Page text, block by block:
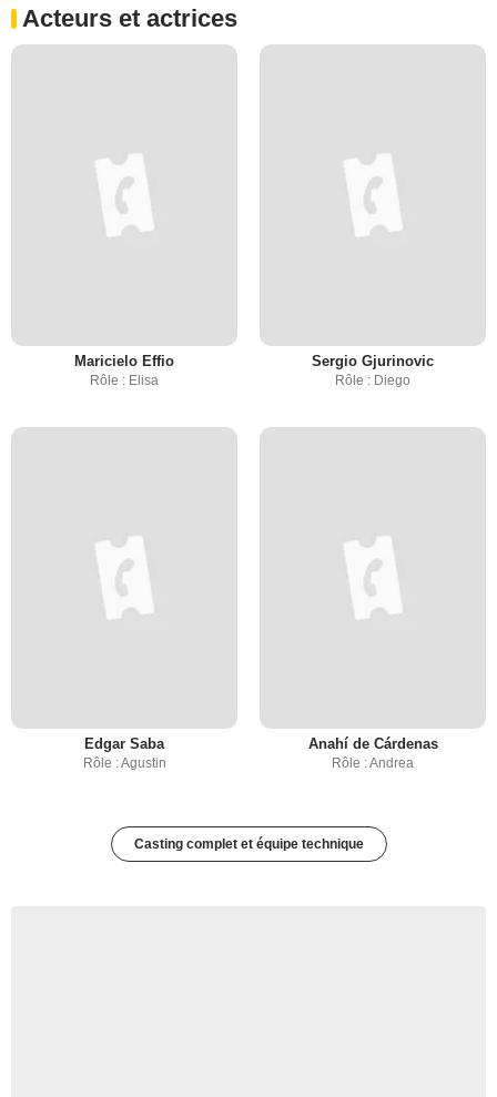
Acteurs et actrices
Maricielo Effio
Rôle : Elisa
Sergio Gjurinovic
Rôle : Diego
Edgar Saba
Rôle : Agustin
Anahí de Cárdenas
Rôle : Andrea
Casting complet et équipe technique